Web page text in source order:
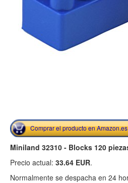
Comprar el producto en
Miniland 32310 - Blocks 120
Precio actual: 33.64 EUR.
Normalmente se despacha en 24